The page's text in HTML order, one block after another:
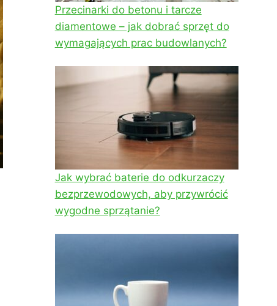
Przecinarki do betonu i tarcze
diamentowe – jak dobrać sprzęt do
wymagających prac budowlanych?
Jak wybrać baterie do odkurzaczy
bezprzewodowych, aby przywrócić
wygodne sprzątanie?